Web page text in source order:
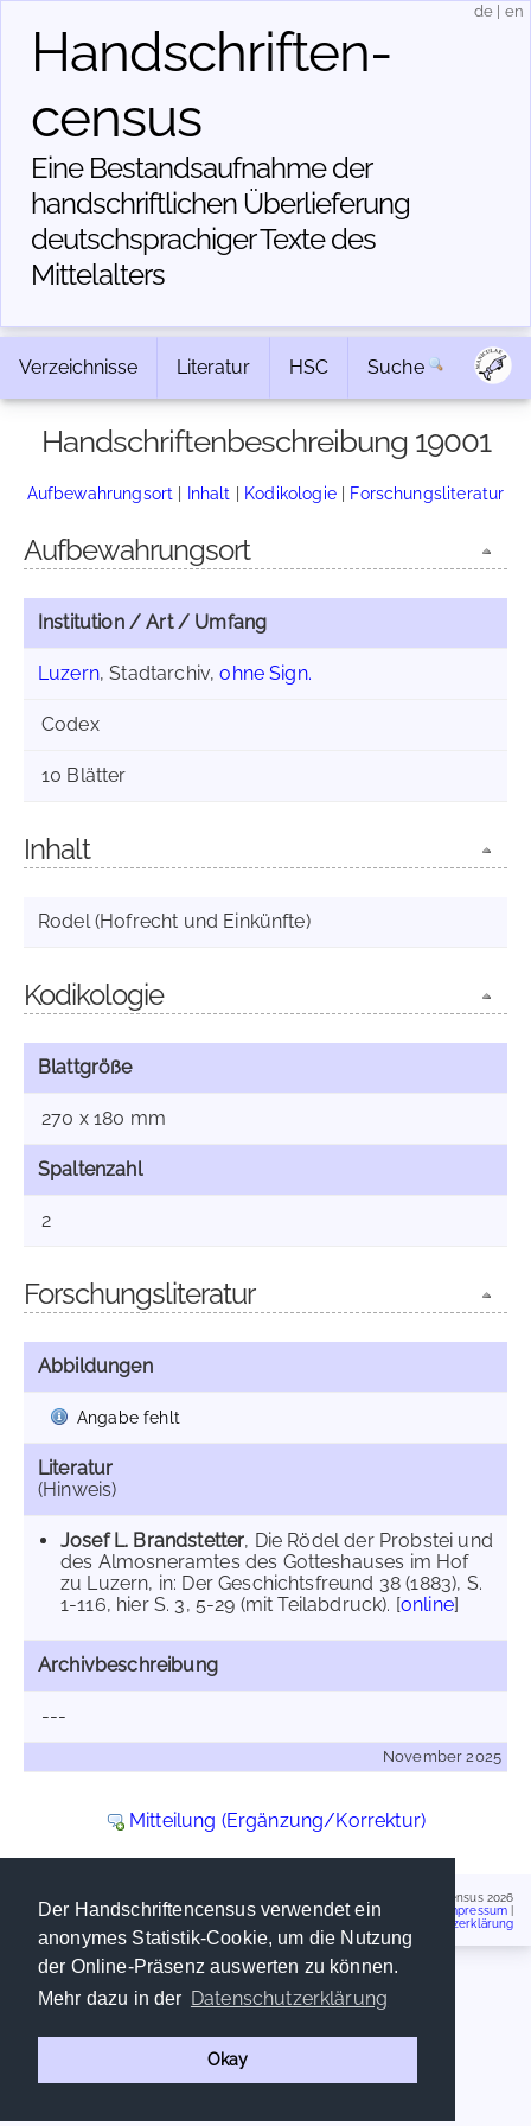
Der Handschriftencensus verwendet ein
anonymes Statistik-Cookie, um die Nutzung
der Online-Präsenz auswerten zu können.
Mehr dazu in der Datenschutzerklärung
Okay
Handschriften­
census
Eine Bestandsaufnahme der
handschriftlichen Über­lieferung
deutschsprachiger Texte des
Mittelalters
de en
Verzeichnisse Literatur HSC Suche
Handschriftenbeschreibung 19001
Aufbewahrungsort | Inhalt | Kodikologie| Forschungsliteratur
Aufbewahrungsort
Institution / Art / Umfang
Luzern, Stadtarchiv,ohne Sign.
Codex
10 Blätter
Inhalt
Rodel (Hofrecht und Einkünfte)
Kodikologie
Blattgröße
270 x 180 mm
Spaltenzahl
2
Forschungsliteratur
Abbildungen
Angabe fehlt
Literatur
(Hinweis)
Josef L. Brandstetter, Die Rödel der Probstei und
des Almosneramtes des Gotteshauses im Hof
zu Luzern, in: Der Geschichtsfreund 38 (1883), S.
1-116, hier S. 3, 5-29 (mit Teilabdruck). [online]
Archivbeschreibung
---
November 2025
Mitteilung (Ergänzung/Korrektur)
Handschriftencensus 2026
Impressum
Datenschutzerklärung